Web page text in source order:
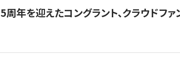
5周年を迎えたコングラント、クラウドフ